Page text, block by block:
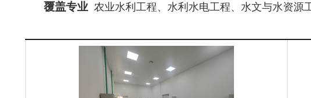
覆盖专业 农业水利工程、水利水电工程、水文与水资源